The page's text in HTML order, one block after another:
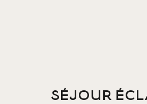
SÉJOUR